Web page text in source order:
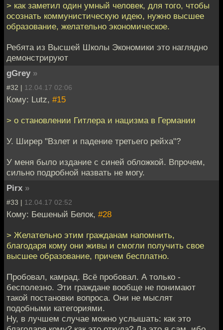
> как заметил один умный человек, для того, чтобы
осознать коммунистическую идею, нужно высшее
образование, желательно экономическое.
Ребята из Высшей Школы Экономики это наглядно
демонстрируют
gGrey »
#32 | 12.04.17 02:06
Кому: Lutz, #15
> о становлении Гитлера и нацизма в Германии
У. Ширер "Взлет и падение третьего рейха"?
У меня было издание с синей обложкой. Впрочем,
сильно подробной назвать не могу.
Pirx »
#33 | 12.04.17 02:52
Кому: Бешеный Белок, #28
> Желательно этим гражданам напомнить,
благодаря кому они живы и смогли получить свое
высшее образование, причем бесплатно.
Пробовал, камрад. Всё пробовал. А только -
бесполезно. Эти граждане вообще не понимают
такой постановки вопроса. Они не мыслят
подобными категориями.
Ну, в лучшем случае можно услышать: как это